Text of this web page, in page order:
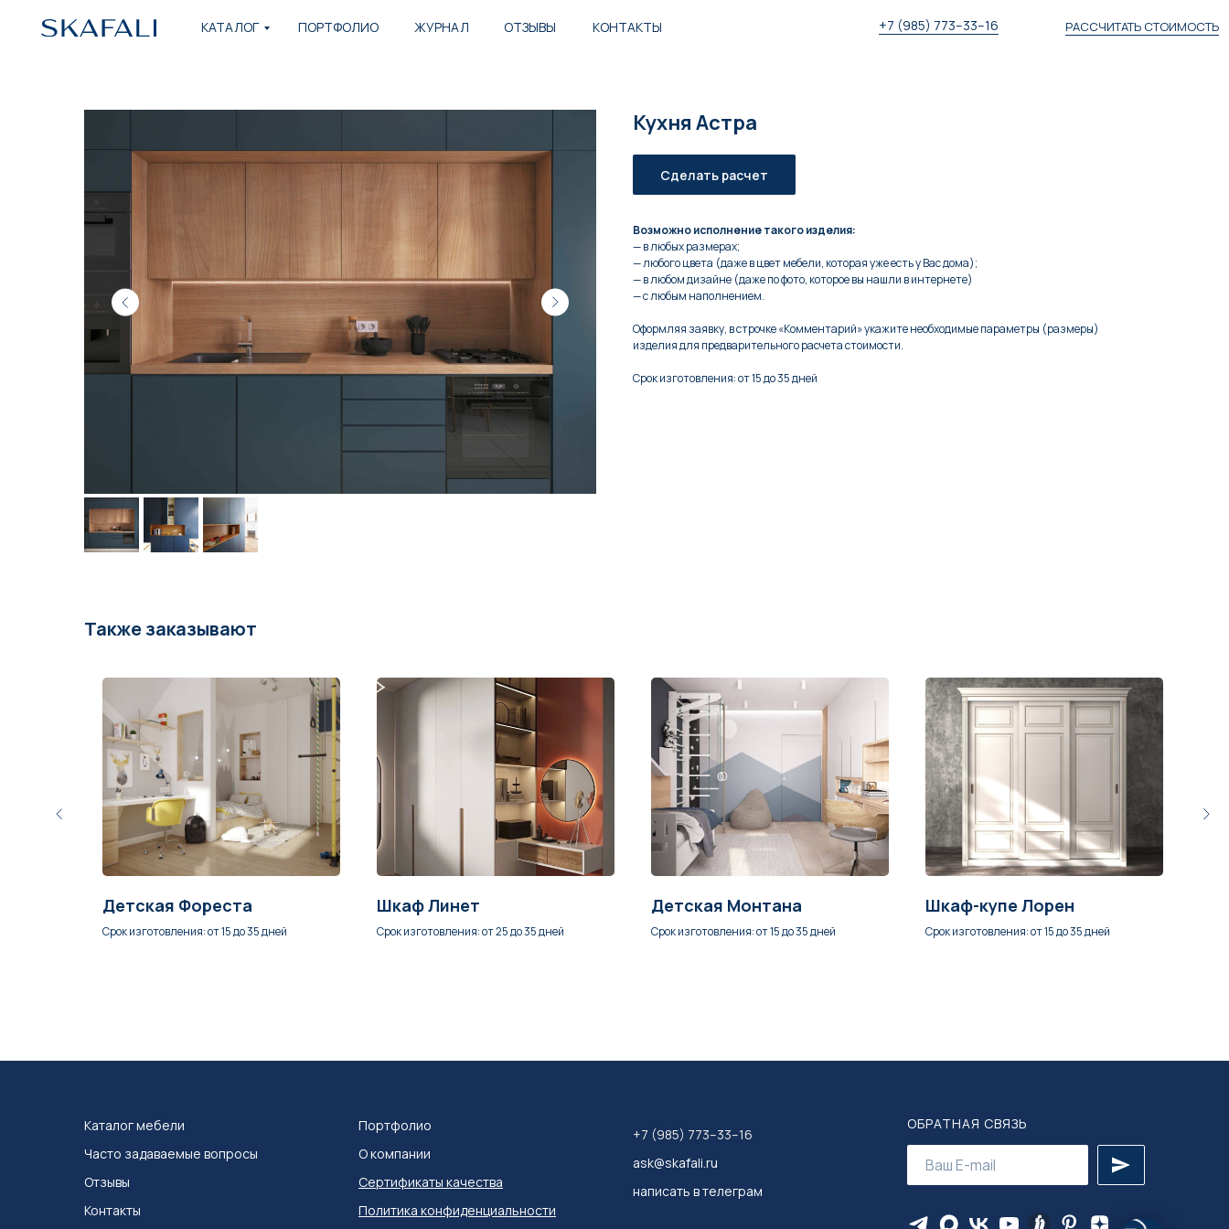
РАССЧИТАТЬ СТОИМОСТЬ
+7 (985) 773–33–16
КАТАЛОГ ОТЗЫВЫ КОНТАКТЫ
ЖУРНАЛ
ПОРТФОЛИО
Кухня Астра
Сделать расчет
Возможно исполнение такого изделия:
— в любых размерах;
— любого цвета (даже в цвет мебели, которая уже есть у Вас дома);
— в любом дизайне (даже по фото, которое вы нашли в интернете)
— с любым наполнением.
Оформляя заявку, в строчке «Комментарий» укажите необходимые параметры (размеры)
изделия для предварительного расчета стоимости.
Срок изготовления: от 15 до 35 дней
Также заказывают
Детская Фореста
Срок изготовления: от 15 до 35 дней
Шкаф Линет
Срок изготовления: от 25 до 35 дней
Детская Монтана
Срок изготовления: от 15 до 35 дней
Шкаф-купе Лорен
Срок изготовления: от 15 до 35 дней
Каталог мебели
Часто задаваемые вопросы
Отзывы
Контакты
Портфолио
О компании
Сертификаты качества
Политика конфиденциальности
+7 (985) 773–33–16
ask@skafali.ru
написать в телеграм
ОБРАТНАЯ СВЯЗЬ